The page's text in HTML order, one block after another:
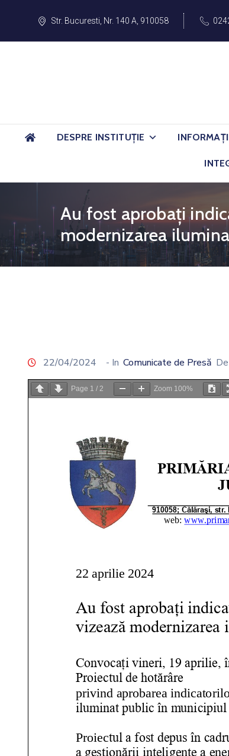
Str. Bucuresti, Nr. 140 A, 910058
DESPRE INSTITUȚIE
Au fost aprobați
modernizarea
22/04/2024 - In Comunicate de Presă De
Page 1 / 2 Zoom 100%